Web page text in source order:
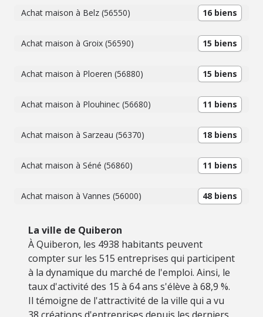
Achat maison à Belz (56550) 16 biens
Achat maison à Groix (56590) 15 biens
Achat maison à Ploeren (56880) 15 biens
Achat maison à Plouhinec (56680) 11 biens
Achat maison à Sarzeau (56370) 18 biens
Achat maison à Séné (56860) 11 biens
Achat maison à Vannes (56000) 48 biens
La ville de Quiberon
À Quiberon, les 4938 habitants peuvent
compter sur les 515 entreprises qui participent
à la dynamique du marché de l'emploi. Ainsi, le
taux d'activité des 15 à 64 ans s'élève à 68,9 %.
Il témoigne de l'attractivité de la ville qui a vu